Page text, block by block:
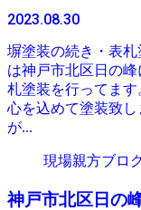
2023.08.30
塀塗装の続き・表
は神戸市北区日の
札塗装を行ってま
心を込めて塗装致
が...
現場親方ブロ
神戸市北区日